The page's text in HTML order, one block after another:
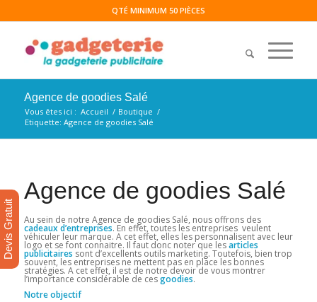
QTÉ MINIMUM 50 PIÈCES
Agence de goodies Salé
Vous êtes ici : Accueil / Boutique /
Etiquette: Agence de goodies Salé
Agence de goodies Salé
Au sein de notre Agence de goodies Salé, nous offrons des
cadeaux d’entreprises. En effet, toutes les entreprises veulent
véhiculer leur marque. A cet effet, elles les personnalisent avec leur
logo et se font connaitre. Il faut donc noter que lesarticles
publicitaires sont d’excellents outils marketing. Toutefois, bien trop
souvent, les entreprises ne mettent pas en place les bonnes
stratégies. A cet effet, il est de notre devoir de vous montrer
l’importance considérable de cesgoodies.
Notre objectif
Devis Gratuit